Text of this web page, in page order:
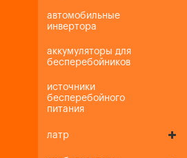
автомобильные
инвертора
аккумуляторы для
бесперебойников
источники
бесперебойного
питания
латр